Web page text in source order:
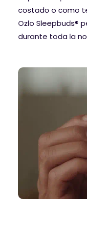
costado o como
Ozlo Sleepbuds®
durante toda la